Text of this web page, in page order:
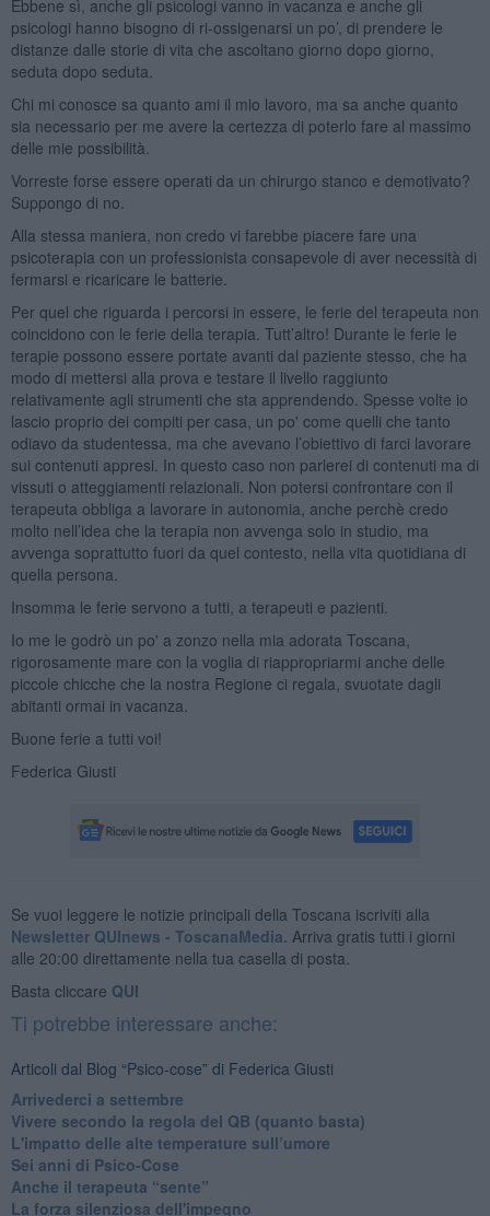
Ebbene sì, anche gli psicologi vanno in vacanza e anche gli
psicologi hanno bisogno di ri-ossigenarsi un po’, di prendere le
distanze dalle storie di vita che ascoltano giorno dopo giorno,
seduta dopo seduta.
Chi mi conosce sa quanto ami il mio lavoro, ma sa anche quanto
sia necessario per me avere la certezza di poterlo fare al massimo
delle mie possibilità.
Vorreste forse essere operati da un chirurgo stanco e demotivato?
Suppongo di no.
Alla stessa maniera, non credo vi farebbe piacere fare una
psicoterapia con un professionista consapevole di aver necessità di
fermarsi e ricaricare le batterie.
Per quel che riguarda i percorsi in essere, le ferie del terapeuta non
coincidono con le ferie della terapia. Tutt’altro! Durante le ferie le
terapie possono essere portate avanti dal paziente stesso, che ha
modo di mettersi alla prova e testare il livello raggiunto
relativamente agli strumenti che sta apprendendo. Spesse volte io
lascio proprio dei compiti per casa, un po' come quelli che tanto
odiavo da studentessa, ma che avevano l’obiettivo di farci lavorare
sui contenuti appresi. In questo caso non parlerei di contenuti ma di
vissuti o atteggiamenti relazionali. Non potersi confrontare con il
terapeuta obbliga a lavorare in autonomia, anche perchè credo
molto nell’idea che la terapia non avvenga solo in studio, ma
avvenga soprattutto fuori da quel contesto, nella vita quotidiana di
quella persona.
Insomma le ferie servono a tutti, a terapeuti e pazienti.
Io me le godrò un po' a zonzo nella mia adorata Toscana,
rigorosamente mare con la voglia di riappropriarmi anche delle
piccole chicche che la nostra Regione ci regala, svuotate dagli
abitanti ormai in vacanza.
Buone ferie a tutti voi!
Federica Giusti
Se vuoi leggere le notizie principali della Toscana iscriviti alla
Newsletter QUInews - ToscanaMedia. Arriva gratis tutti i giorni
alle 20:00 direttamente nella tua casella di posta.
Basta cliccare QUI
Ti potrebbe interessare anche:
Articoli dal Blog “Psico-cose” di Federica Giusti
​Arrivederci a settembre
​Vivere secondo la regola del QB (quanto basta)
​L'impatto delle alte temperature sull’umore
Sei anni di Psico-Cose
​Anche il terapeuta “sente”
​La forza silenziosa dell'impegno